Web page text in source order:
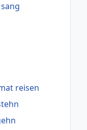
reisen